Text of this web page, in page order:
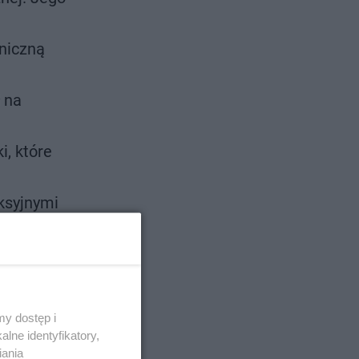
które
dostęp i
identyfikatory,